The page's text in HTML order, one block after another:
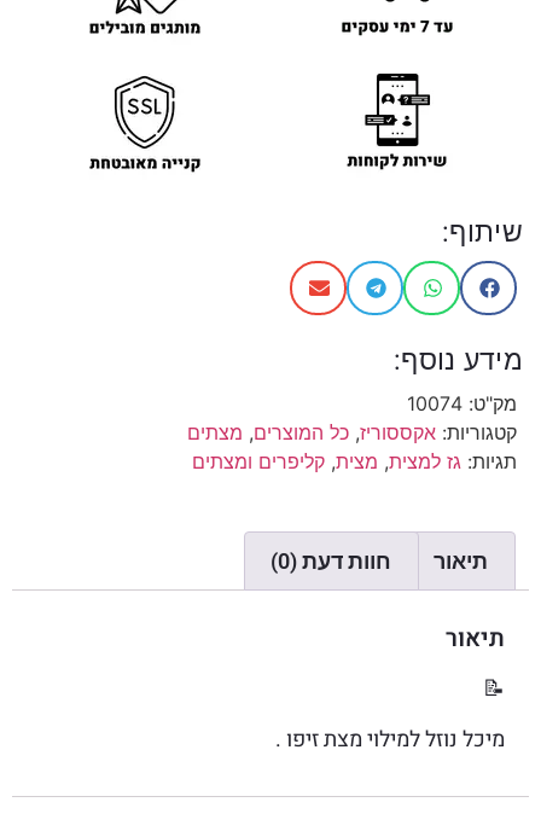
שיתוף:
מידע נוסף:
מק"ט: 10074
קטגוריות: אקססוריז, כל המוצרים, מצתים
תגיות: גז למצית, מצית, קליפרים ומצתים
תיאור חוות דעת (0)
תיאור
📝
מיכל נוזל למילוי מצת זיפו .